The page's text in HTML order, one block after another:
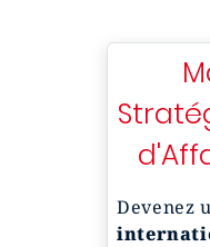
Devenez